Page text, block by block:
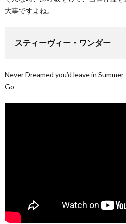
大事ですよね。
スティーヴィー・ワンダー
Never Dreamed you’d leave in
Go